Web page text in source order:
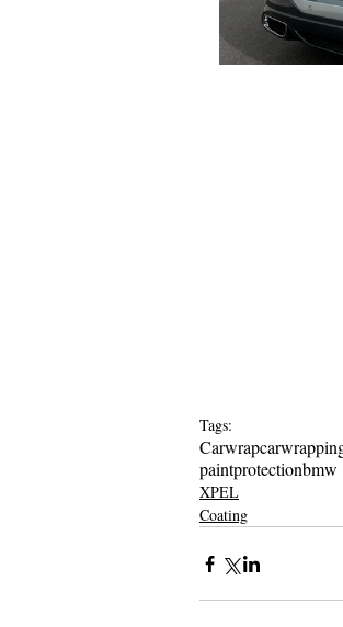
Tags:
Carwrap
paintprotectionbmw
XPEL
Coating